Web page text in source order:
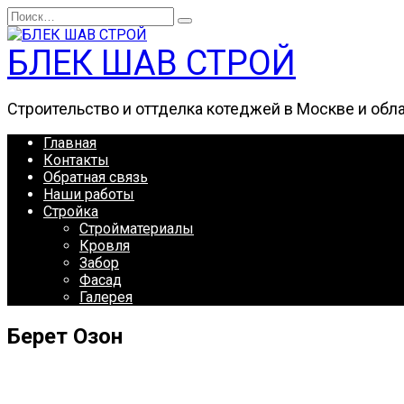
Перейти
к
содержанию
Search
for:
БЛЕК ШАВ СТРОЙ
Строительство и оттделка котеджей в Москве и
Главная
Контакты
Обратная связь
Наши работы
Стройка
Стройматериалы
Кровля
Забор
Фасад
Галерея
Берет Озон